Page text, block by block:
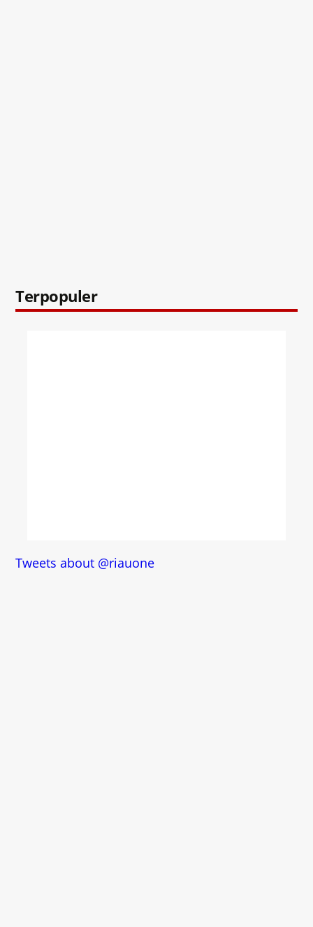
Terpopuler
Tweets about @riauone